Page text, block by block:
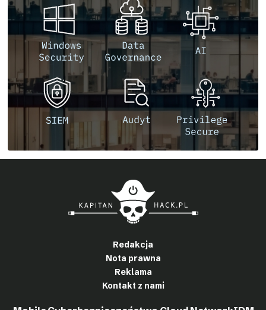
Redakcja
Nota prawna
Reklama
Kontakt z nami